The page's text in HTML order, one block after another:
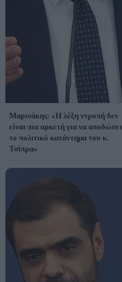
Μαρινάκης: «Η λέξη ντροπή δεν
είναι πια αρκετή για να αποδώσει
το πολιτικό κατάντημα του κ.
Τσίπρα»